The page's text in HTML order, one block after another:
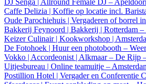
DJ Senga | Allround Female DJ –
Caffe Delizia | Koffie op locatie incl.
Oude Parochiehuis | Vergaderen of borrel
Bakkerij Feynoord | Bakkerij | Rotterdam
Keizer Culinair | Kookworkshop |
De Fotohoek | Huur een photobooth –
Vokko | Accordeonist | Alkmaar – De Rijp
Uitjesbureau | Online teamuitje –
Postillion Hotel | Vergader en Conferentie